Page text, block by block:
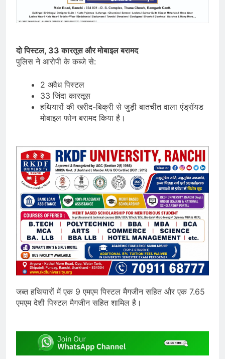
दो पिस्टल, 33 कारतूस और मोबाइल बरामद
पुलिस ने आरोपी के कब्जे से:
2 अवैध पिस्टल
33 जिंदा कारतूस
हथियारों की खरीद-बिक्री से जुड़ी बातचीत वाला एंड्रॉयड
मोबाइल फोन बरामद किया है।
जब्त हथियारों में एक 9 एमएम पिस्टल मैगजीन सहित और एक 7.65
एमएम देशी पिस्टल मैगजीन सहित शामिल है।